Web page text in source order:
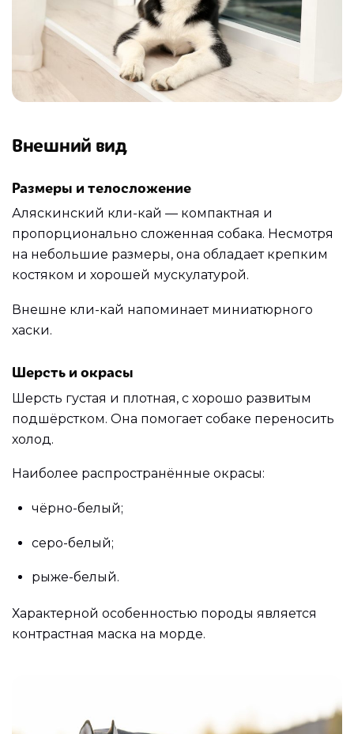
Внешний вид
Размеры и телосложение
Аляскинский кли-кай — компактная и
пропорционально сложенная собака. Несмотря
на небольшие размеры, она обладает крепким
костяком и хорошей мускулатурой.
Внешне кли-кай напоминает миниатюрного
хаски.
Шерсть и окрасы
Шерсть густая и плотная, с хорошо развитым
подшёрстком. Она помогает собаке переносить
холод.
Наиболее распространённые окрасы:
чёрно-белый;
серо-белый;
рыже-белый.
Характерной особенностью породы является
контрастная маска на морде.